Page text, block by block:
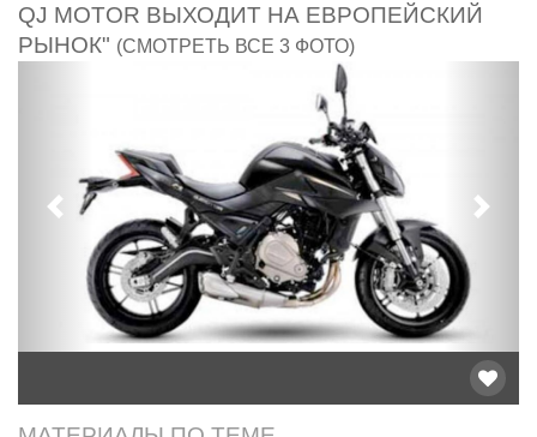
QJ MOTOR ВЫХОДИТ НА ЕВРОПЕЙСКИЙ
РЫНОК" (СМОТРЕТЬ ВСЕ 3 ФОТО)
Предыдущий